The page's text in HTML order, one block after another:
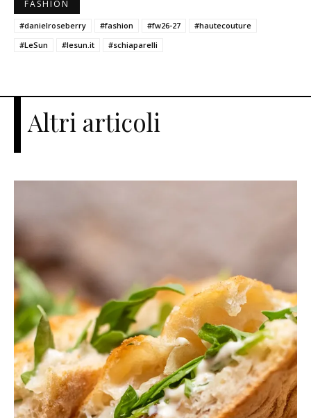
FASHION
#danielroseberry #fashion #fw26-27
#hautecouture
#LeSun
#lesun.it #schiaparelli
Altri articoli